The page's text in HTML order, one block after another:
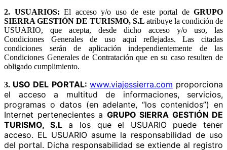
2. USUARIOS: El acceso y/o uso de este portal de GRUPO
SIERRA GESTIÓN DE TURISMO, S.L atribuye la condición de
USUARIO, que acepta, desde dicho acceso y/o uso, las
Condiciones Generales de uso aquí reflejadas. Las citadas
condiciones serán de aplicación independientemente de las
Condiciones Generales de Contratación que en su caso resulten de
obligado cumplimiento.
3. USO DEL PORTAL: www.viajessierra.com proporciona
el acceso a multitud de informaciones, servicios,
programas o datos (en adelante, “los contenidos”) en
Internet pertenecientes a GRUPO SIERRA GESTIÓN DE
TURISMO, S.La los que el USUARIO puede tener
acceso. EL USUARIO asume la responsabilidad de uso
del portal. Dicha responsabilidad se extiende al registro